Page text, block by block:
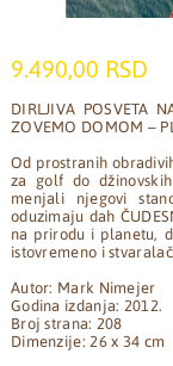
9.490,00 RSD
DIRLJIVA POSVETA
ZOVEMO DOMOM –
Od prostranih
za golf do
menjali njegovi
oduzimaju dah
na prirodu i planetu,
istovremeno i
Autor: Mark Nimejer
Godina izdanja: 2012.
Broj strana: 208
Dimenzije: 26 x 34 cm